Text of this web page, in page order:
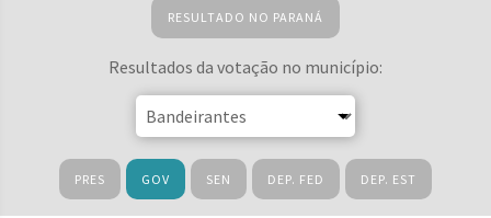
RESULTADO NO PARANÁ
Resultados da votação no município:
PRES GOV SEN DEP. FED DEP. EST